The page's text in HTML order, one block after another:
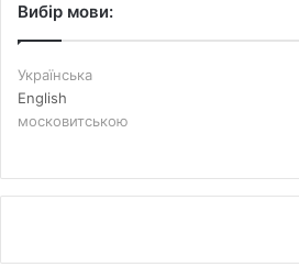
Вибір мови:
Українська
English
московитською